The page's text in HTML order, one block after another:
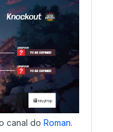
canal do Roman.